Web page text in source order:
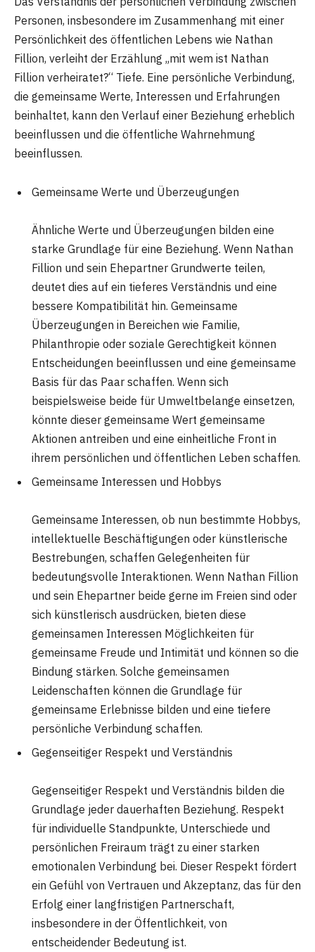
Personen, insbesondere im Zusammenhang mit einer
Persönlichkeit des öffentlichen Lebens wie Nathan
Fillion, verleiht der Erzählung „mit wem ist Nathan
Fillion verheiratet?“ Tiefe. Eine persönliche Verbindung,
die gemeinsame Werte, Interessen und Erfahrungen
beinhaltet, kann den Verlauf einer Beziehung erheblich
beeinflussen und die öffentliche Wahrnehmung
beeinflussen.
Gemeinsame Werte und Überzeugungen
Ähnliche Werte und Überzeugungen bilden eine
starke Grundlage für eine Beziehung. Wenn Nathan
Fillion und sein Ehepartner Grundwerte teilen,
deutet dies auf ein tieferes Verständnis und eine
bessere Kompatibilität hin. Gemeinsame
Überzeugungen in Bereichen wie Familie,
Philanthropie oder soziale Gerechtigkeit können
Entscheidungen beeinflussen und eine gemeinsame
Basis für das Paar schaffen. Wenn sich
beispielsweise beide für Umweltbelange einsetzen,
könnte dieser gemeinsame Wert gemeinsame
Aktionen antreiben und eine einheitliche Front in
ihrem persönlichen und öffentlichen Leben schaffen.
Gemeinsame Interessen und Hobbys
Gemeinsame Interessen, ob nun bestimmte Hobbys,
intellektuelle Beschäftigungen oder künstlerische
Bestrebungen, schaffen Gelegenheiten für
bedeutungsvolle Interaktionen. Wenn Nathan Fillion
und sein Ehepartner beide gerne im Freien sind oder
sich künstlerisch ausdrücken, bieten diese
gemeinsamen Interessen Möglichkeiten für
gemeinsame Freude und Intimität und können so die
Bindung stärken. Solche gemeinsamen
Leidenschaften können die Grundlage für
gemeinsame Erlebnisse bilden und eine tiefere
persönliche Verbindung schaffen.
Gegenseitiger Respekt und Verständnis
Gegenseitiger Respekt und Verständnis bilden die
Grundlage jeder dauerhaften Beziehung. Respekt
für individuelle Standpunkte, Unterschiede und
persönlichen Freiraum trägt zu einer starken
emotionalen Verbindung bei. Dieser Respekt fördert
ein Gefühl von Vertrauen und Akzeptanz, das für den
Erfolg einer langfristigen Partnerschaft,
insbesondere in der Öffentlichkeit, von
entscheidender Bedeutung ist.